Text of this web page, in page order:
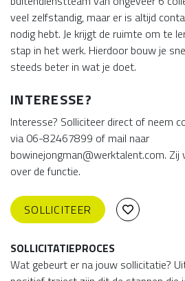
veel zelfstandig, maar er is altijd
nodig hebt. Je krijgt de ruimte om te
stap in het werk. Hierdoor bouw je
steeds beter in wat je doet.
INTERESSE?
Interesse? Solliciteer direct of neem
via 06-82467899 of mail naar
bowinejongman@werktalent.com. Zij
over de functie.
SOLLICITEER
SOLLICITATIEPROCES
Wat gebeurt er na jouw sollicitatie?